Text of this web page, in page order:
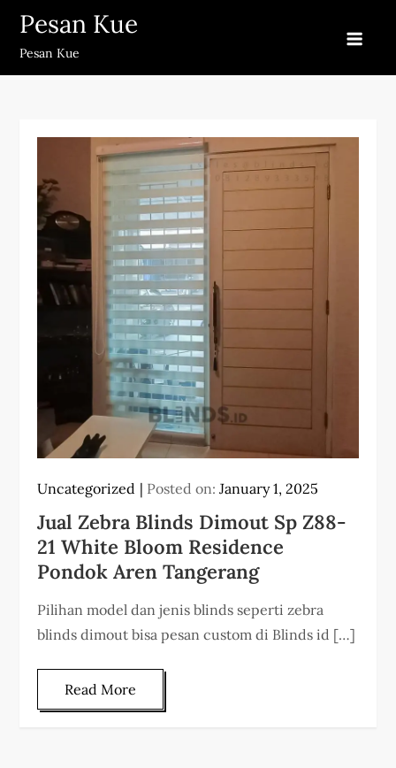
Skip
content
Pesan Kue
Pesan Kue
Uncategorized Posted on:January 1, 2025
Jual Zebra Blinds Dimout Sp Z88-
21 White Bloom Residence
Pondok Aren Tangerang
Pilihan model dan jenis blinds seperti zebra
blinds dimout bisa pesan custom di Blinds id […]
Read More